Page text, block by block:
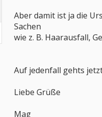
Aber damit ist ja die
Sachen
wie z. B. Haarausfall,
Auf jedenfall gehts
Liebe Grüße
Mag